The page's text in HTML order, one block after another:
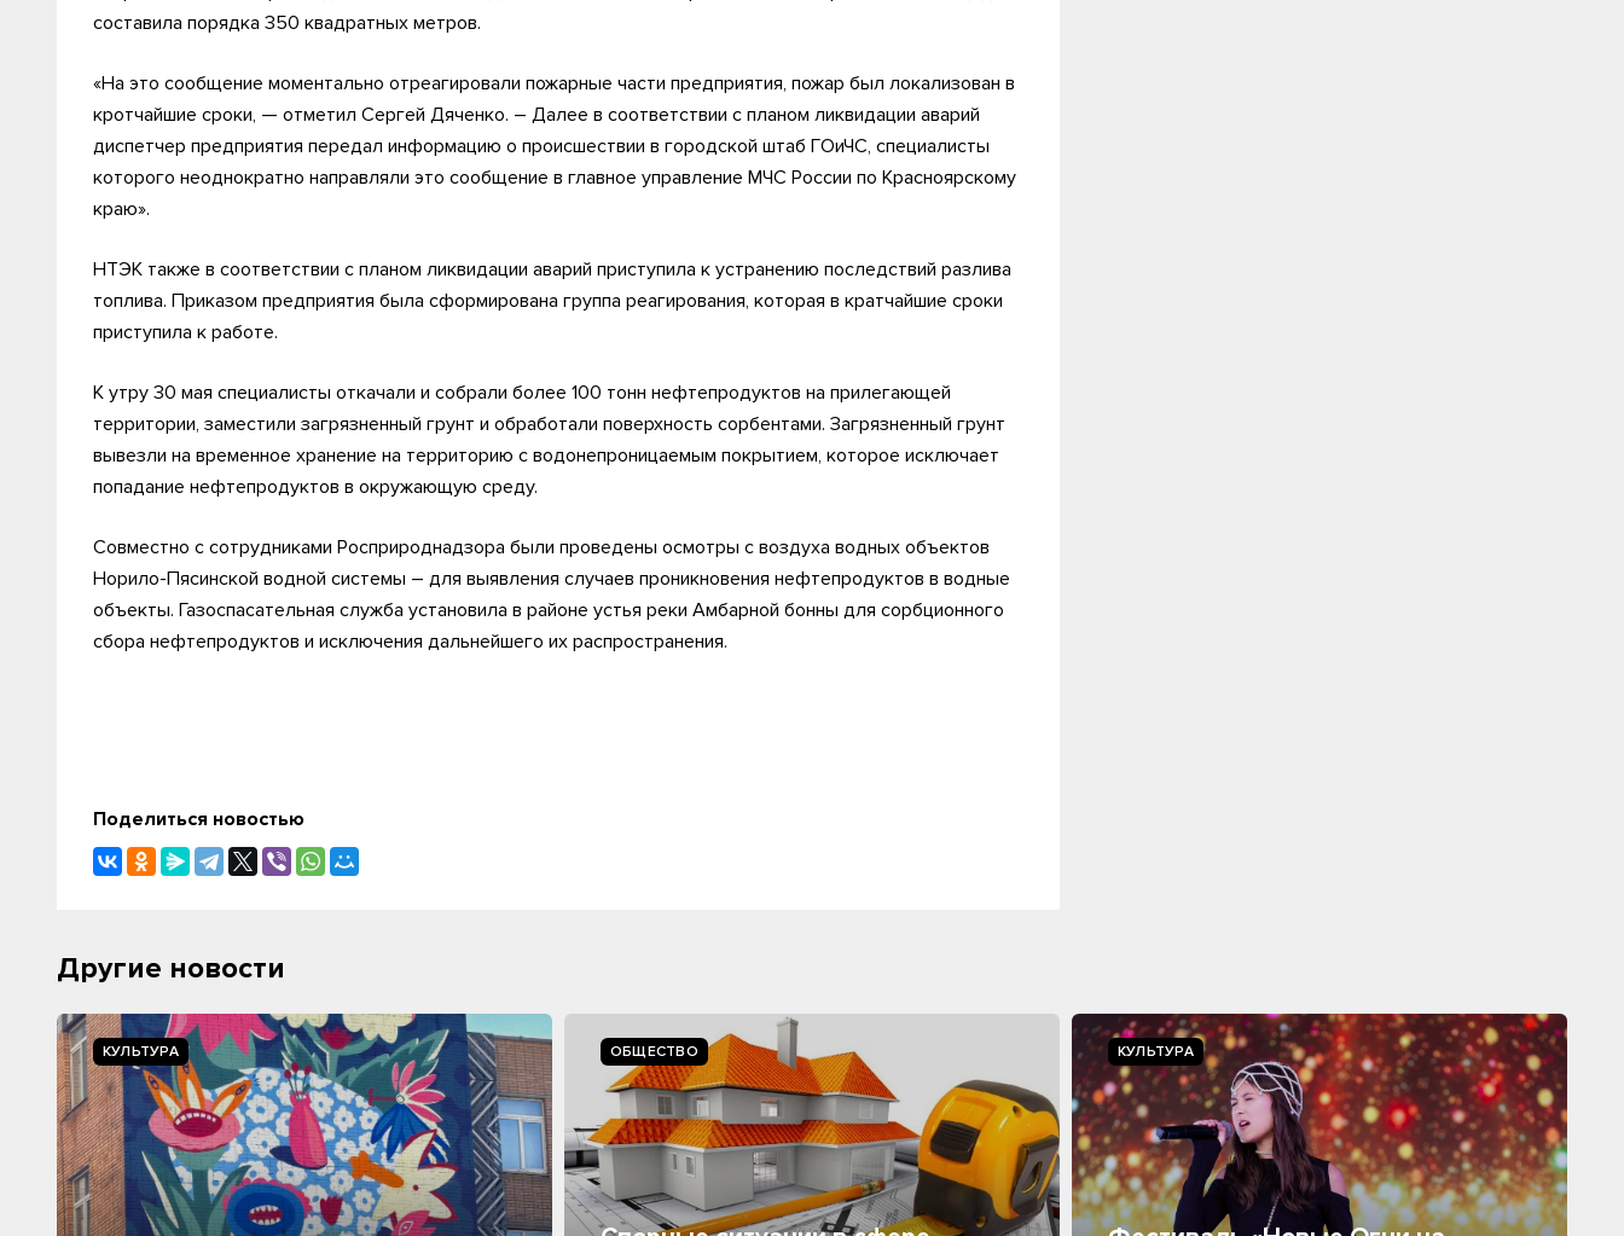
составила порядка 350 квадратных метров.
«На это сообщение моментально отреагировали пожарные части предприятия, пожар был локализован в
кротчайшие сроки, — отметил Сергей Дяченко. – Далее в соответствии с планом ликвидации аварий
диспетчер предприятия передал информацию о происшествии в городской штаб ГОиЧС, специалисты
которого неоднократно направляли это сообщение в главное управление МЧС России по Красноярскому
краю».
НТЭК также в соответствии с планом ликвидации аварий приступила к устранению последствий разлива
топлива. Приказом предприятия была сформирована группа реагирования, которая в кратчайшие сроки
приступила к работе.
К утру 30 мая специалисты откачали и собрали более 100 тонн нефтепродуктов на прилегающей
территории, заместили загрязненный грунт и обработали поверхность сорбентами. Загрязненный грунт
вывезли на временное хранение на территорию с водонепроницаемым покрытием, которое исключает
попадание нефтепродуктов в окружающую среду.
Совместно с сотрудниками Росприроднадзора были проведены осмотры с воздуха водных объектов
Норило-Пясинской водной системы – для выявления случаев проникновения нефтепродуктов в водные
объекты. Газоспасательная служба установила в районе устья реки Амбарной бонны для сорбционного
сбора нефтепродуктов и исключения дальнейшего их распространения.
Поделиться новостью
Другие новости
КУЛЬТУРА ОБЩЕСТВО КУЛЬТУРА